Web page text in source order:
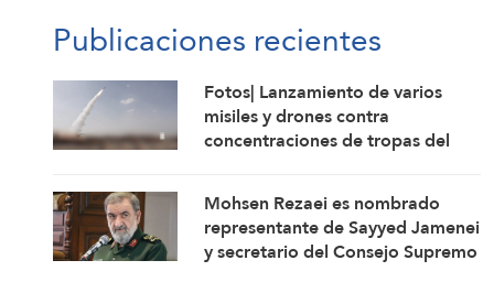
Publicaciones recientes
Fotos| Lanzamiento de varios
misiles y drones contra
concentraciones de tropas del
armas en Mokha
Mohsen Rezaei es nombrado
representante de Sayyed Jamenei
y secretario del Consejo Supremo